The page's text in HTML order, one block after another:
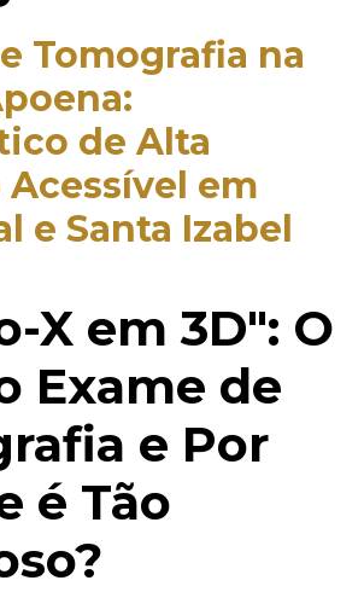
Tomografia na
de Alta
Acessível em
e Santa Izabel
X em 3D": O
Exame de
e Por
é Tão